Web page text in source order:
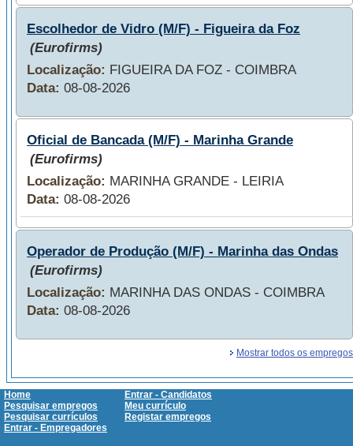
Escolhedor de Vidro (M/F) - Figueira da Foz
(Eurofirms)
Localização: FIGUEIRA DA FOZ - COIMBRA
Data: 08-08-2026
Oficial de Bancada (M/F) - Marinha Grande
(Eurofirms)
Localização: MARINHA GRANDE - LEIRIA
Data: 08-08-2026
Operador de Produção (M/F) - Marinha das Ondas
(Eurofirms)
Localização: MARINHA DAS ONDAS - COIMBRA
Data: 08-08-2026
Mostrar todos os empregos
Home
Entrar - Candidatos
Pesquisar empregos
Meu currículo
Pesquisar currículos
Registar empregos
Entrar - Empregadores